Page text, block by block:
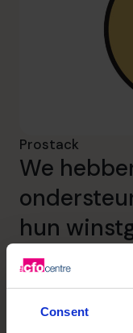
Consent
Prostack
We
hun
kansen
benutten.